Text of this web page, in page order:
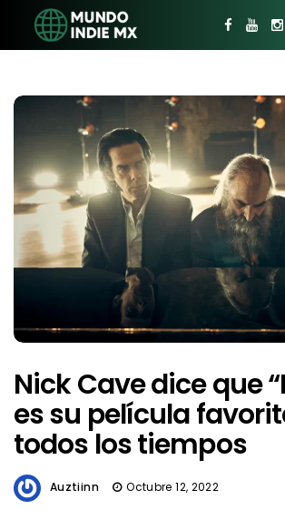
Nick Cave dice que
es su película
todos los tiempos
Auztiinn Octubre 12, 2022